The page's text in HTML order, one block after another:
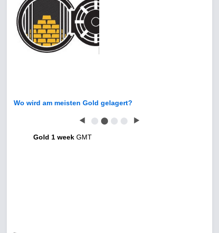
Wo wird am meisten Gold gelagert?
◀ ⬤ ⬤ ⬤ ⬤ ▶
Gold 1 week GMT